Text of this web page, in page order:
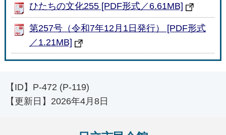
ひたちの文化255 [PDF形式／6.61MB]
第257号（令和7年12月1日発行） [PDF形式
／1.21MB]
【ID】 P-472 (P-119)
【更新日】 2026年4月8日